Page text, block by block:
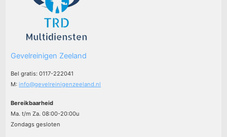
Gevelreinigen Zeeland
Bel gratis: 0117-222041
M:info@gevelreinigenzeeland.nl
Bereikbaarheid
Ma. t/m Za. 08:00-20:00u
Zondags gesloten